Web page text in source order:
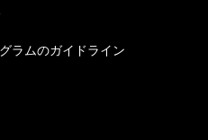
ラムのガイドライン